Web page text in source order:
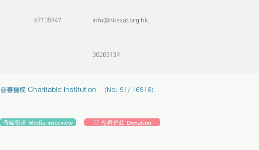
67105947 info@hkexat.org.hk
30203139
慈善機構 Charitable Institution (No: 91/ 16916)
傳媒報道 Media Interview ♡ 慈善捐款 Donation